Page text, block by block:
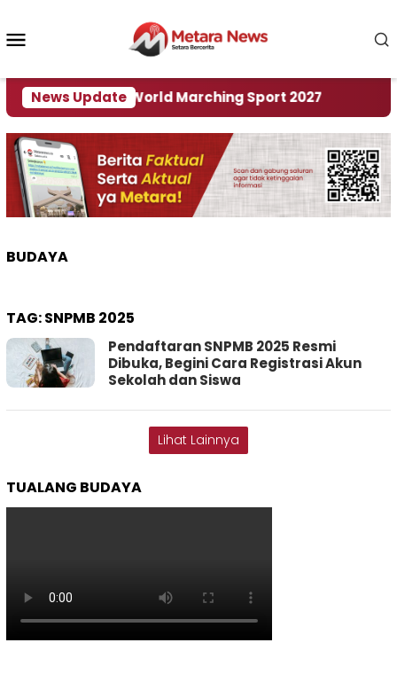
konten
News Update
Rumah World Marching Sport 2027
BUDAYA
TAG:SNPMB 2025
Pendaftaran SNPMB 2025 Resmi
Dibuka, Begini Cara Registrasi Akun
Sekolah dan Siswa
Lihat Lainnya
TUALANG BUDAYA